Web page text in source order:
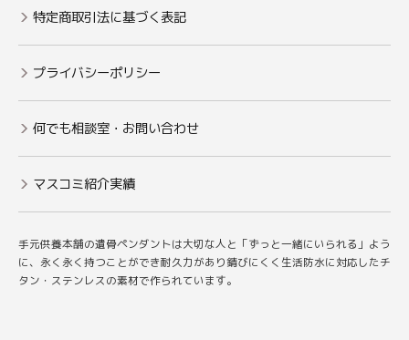
特定商取引法に基づく表記
プライバシーポリシー
何でも相談室・お問い合わせ
マスコミ紹介実績
手元供養本舗の遺骨ペンダントは大切な人と「ずっと一緒にいられる」よう
に、永く永く持つことができ耐久力があり錆びにくく生活防水に対応したチ
タン・ステンレスの素材で作られています。